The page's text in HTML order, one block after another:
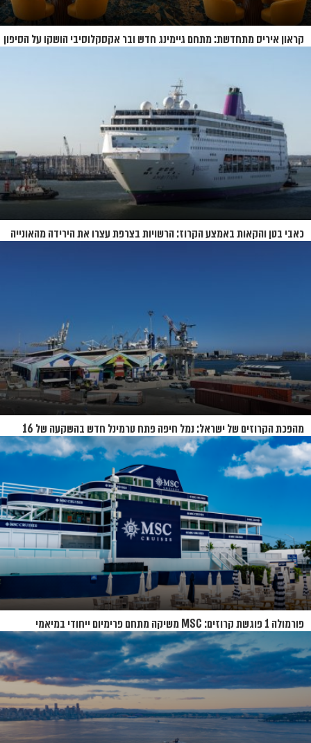
קראון איריס מתחדשת: מתחם גיימינג חדש ובר אקסקלוסיבי הושקו על הסיפון
כאבי בטן והקאות באמצע הקרוז: הרשויות בצרפת עצרו את הירידה מהאונייה
מהפכת הקרוזים של ישראל: נמל חיפה פתח טרמינל חדש בהשקעה של 16
מיליון שקל
פורמולה 1 פוגשת קרוזים: MSC משיקה מתחם פרימיום ייחודי במיאמי